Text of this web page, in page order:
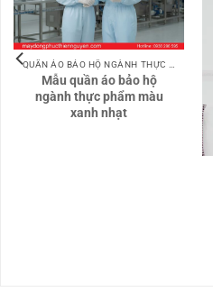
Mẫu quần áo bảo hộ
ngành thực phẩm màu
xanh nhạt